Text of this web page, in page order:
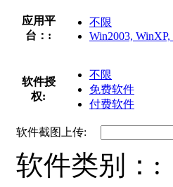
应用平
台：:
不限
Win2003,
软件授
权:
不限
免费软件
付费软件
软件截图上传:
软件类别：: